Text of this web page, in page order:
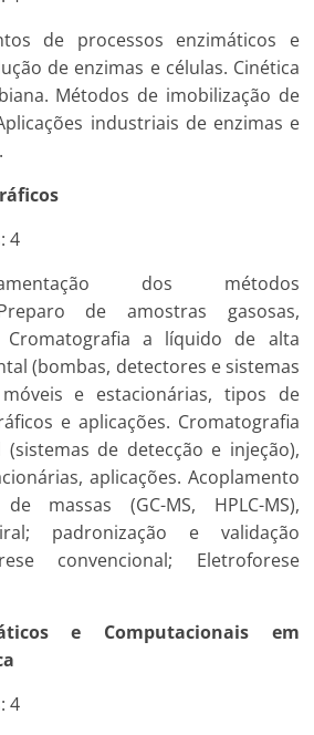
de processos enzimáticos e
de enzimas e células. Cinética
Métodos de imobilização de
industriais de enzimas e
4
dos métodos
de amostras gasosas,
Cromatografia a líquido de alta
(bombas, detectores e sistemas
e estacionárias, tipos de
e aplicações. Cromatografia
de detecção e injeção),
aplicações. Acoplamento
massas (GC-MS, HPLC-MS),
padronização e validação
convencional; Eletroforese
e Computacionais em
4